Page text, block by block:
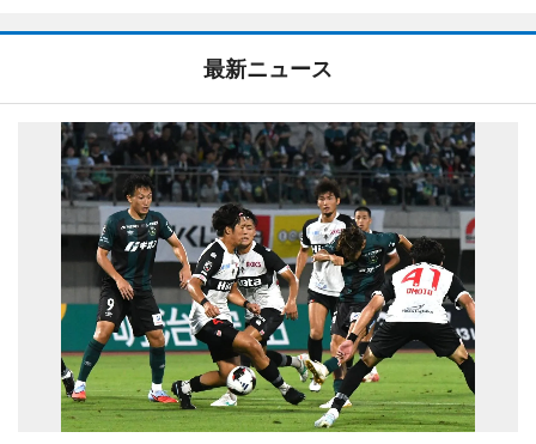
最新ニュース